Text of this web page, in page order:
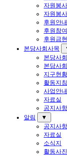
자원봉
자원봉
후원안내
후원참여
후원금
본당사회사목
본당사
본당사
지구현황
활동지침
사업안내
자료실
공지사항
알림
▼
공지사항
자료실
소식지
활동사진